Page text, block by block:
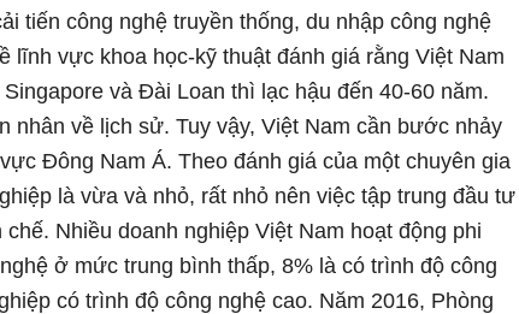
tiến công nghệ truyền thống, du nhập công nghệ
lĩnh vực khoa học-kỹ thuật đánh giá rằng Việt Nam
và Đài Loan thì lạc hậu đến 40-60 năm.
nhân về lịch sử. Tuy vậy, Việt Nam cần bước nhảy
Đông Nam Á. Theo đánh giá của một chuyên gia
là vừa và nhỏ, rất nhỏ nên việc tập trung đầu tư
Nhiều doanh nghiệp Việt Nam hoạt động phi
ở mức trung bình thấp, 8% là có trình độ công
có trình độ công nghệ cao. Năm 2016, Phòng